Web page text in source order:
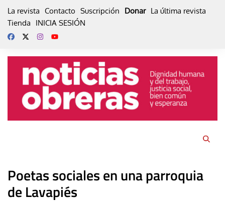
La revista Contacto Suscripción Donar La última revista
Tienda
INICIA SESIÓN
Poetas sociales en una parroquia
de Lavapiés